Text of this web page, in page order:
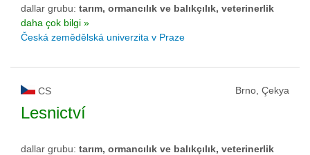
dallar grubu: tarım, ormancılık ve balıkçılık, veterinerlik
daha çok bilgi »
Česká zemědělská univerzita v Praze
CS Brno, Çekya
Lesnictví
dallar grubu: tarım, ormancılık ve balıkçılık, veterinerlik